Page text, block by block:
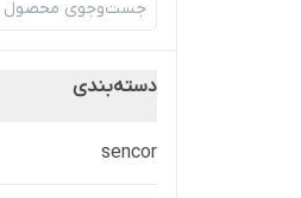
دسته‌بندی
sencor